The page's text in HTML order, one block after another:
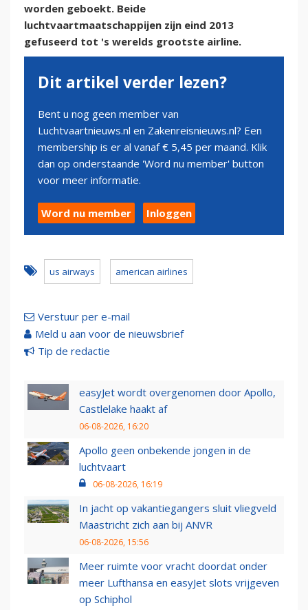
worden geboekt. Beide
luchtvaartmaatschappijen zijn eind 2013
gefuseerd tot 's werelds grootste airline.
Dit artikel verder lezen?
Bent u nog geen member van
Luchtvaartnieuws.nl en Zakenreisnieuws.nl? Een
membership is er al vanaf € 5,45 per maand. Klik
dan op onderstaande 'Word nu member' button
voor meer informatie.
Word nu member Inloggen
us airways american airlines
Verstuur per e-mail
Meld u aan voor de nieuwsbrief
Tip de redactie
easyJet wordt overgenomen door Apollo,
Castlelake haakt af
06-08-2026, 16:20
Apollo geen onbekende jongen in de
luchtvaart
06-08-2026, 16:19
In jacht op vakantiegangers sluit vliegveld
Maastricht zich aan bij ANVR
06-08-2026, 15:56
Meer ruimte voor vracht doordat onder
meer Lufthansa en easyJet slots vrijgeven
op Schiphol